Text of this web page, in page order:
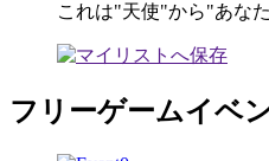
これは"天使"から"あな
フリーゲームイベ